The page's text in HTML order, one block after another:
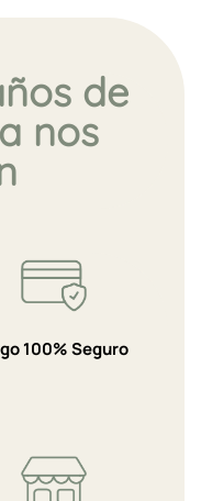
de
nos
100% Seguro